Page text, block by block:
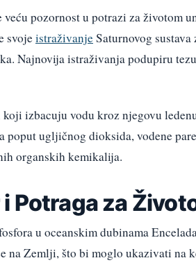
pozornost u potrazi za životom
svojeistraživanjeSaturnovog
Najnovija istraživanja podupiru
izbacuju vodu kroz njegovu
poput ugljičnog dioksida, vodene
organskih kemikalija.
Potraga za
u oceanskim dubinama
na Zemlji, što bi moglo ukazivati na